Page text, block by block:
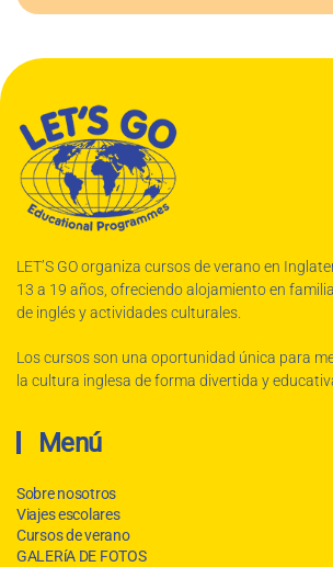
LET’S GO organiza cursos de verano en
13 a 19 años, ofreciendo alojamiento en
de inglés y actividades culturales.
Los cursos son una oportunidad única para
la cultura inglesa de forma divertida y
Menú
Sobre nosotros
Viajes escolares
Cursos de verano
GALERíA DE FOTOS